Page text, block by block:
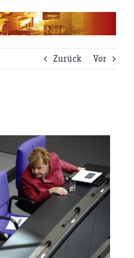
Zurück
Vor